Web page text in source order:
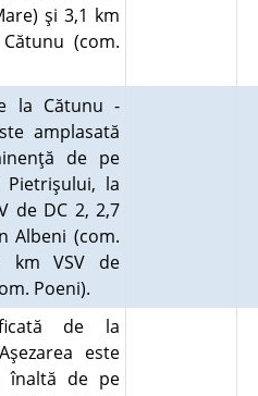
şi 3,1 km
(com.
la Cătunu -
amplasată
de pe
la
de DC 2, 2,7
Albeni (com.
km VSV de
Poeni).
de la
este
înaltă de pe